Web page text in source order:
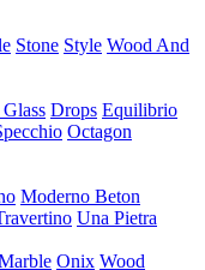
Stone Style Wood And
Drops Equilibrio
Octagon
Moderno Beton
Una Pietra
Onix Wood